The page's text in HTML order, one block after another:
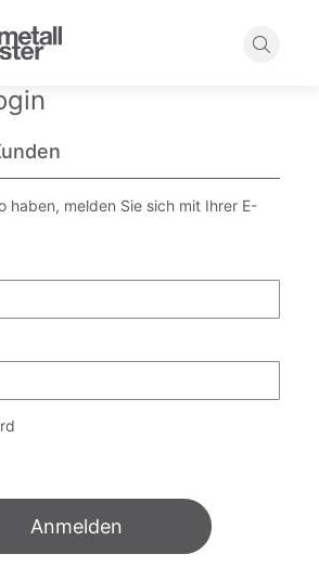
Suche
haben, melden Sie sich mit Ihrer E-
Anmelden